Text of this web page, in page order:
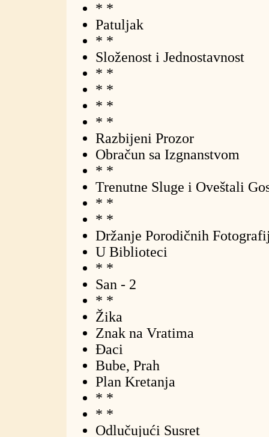
* *
Patuljak
* *
Složenost i Jednostavnost
* *
* *
* *
* *
Razbijeni Prozor
Obračun sa Izgnanstvom
* *
Trenutne Sluge i Oveštali
* *
* *
Držanje Porodičnih
U Biblioteci
* *
San - 2
* *
Žika
Znak na Vratima
Đaci
Bube, Prah
Plan Kretanja
* *
* *
Odlučujući Susret